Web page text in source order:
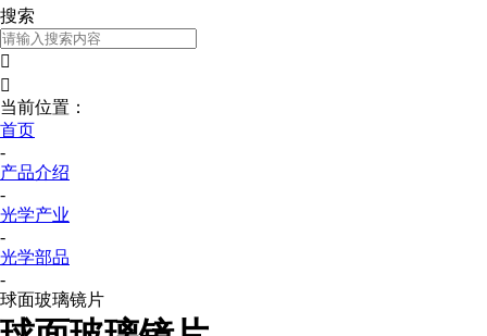
搜索


当前位置：
首页
-
产品介绍
-
光学产业
-
光学部品
-
球面玻璃镜片